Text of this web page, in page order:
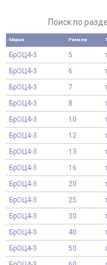
Поиск по
Марка Размер
БрОЦ4-3 5
БрОЦ4-3
6
БрОЦ4-3
7
БрОЦ4-3
8
БрОЦ4-3
10
БрОЦ4-3
12
БрОЦ4-3
13
БрОЦ4-3
16
БрОЦ4-3
20
БрОЦ4-3
25
БрОЦ4-3
30
БрОЦ4-3
40
БрОЦ4-3
50